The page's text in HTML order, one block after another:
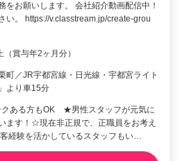
をお願いします。 会社紹介動画配信中！
い。 https://v.classtream.jp/create-grou
賞与年2ヶ月分）
町／JR宇都宮線・日光線・宇都宮ライト
より車15分
クある方もOK ★男性スタッフが元気に
ます！☆現在非正規で、正職員をお考え
経験を活かしているスタッフもい…